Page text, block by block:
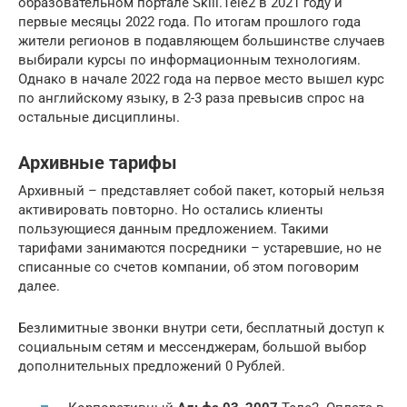
первые месяцы 2022 года. По итогам прошлого года
жители регионов в подавляющем большинстве случаев
выбирали курсы по информационным технологиям.
Однако в начале 2022 года на первое место вышел курс
по английскому языку, в 2-3 раза превысив спрос на
остальные дисциплины.
Архивные тарифы
Архивный – представляет собой пакет, который нельзя
активировать повторно. Но остались клиенты
пользующиеся данным предложением. Такими
тарифами занимаются посредники – устаревшие, но не
списанные со счетов компании, об этом поговорим
далее.
Безлимитные звонки внутри сети, бесплатный доступ к
социальным сетям и мессенджерам, большой выбор
дополнительных предложений 0 Рублей.